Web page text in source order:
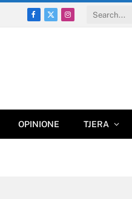
Facebook
X
Instagram
OPINIONE TJERA